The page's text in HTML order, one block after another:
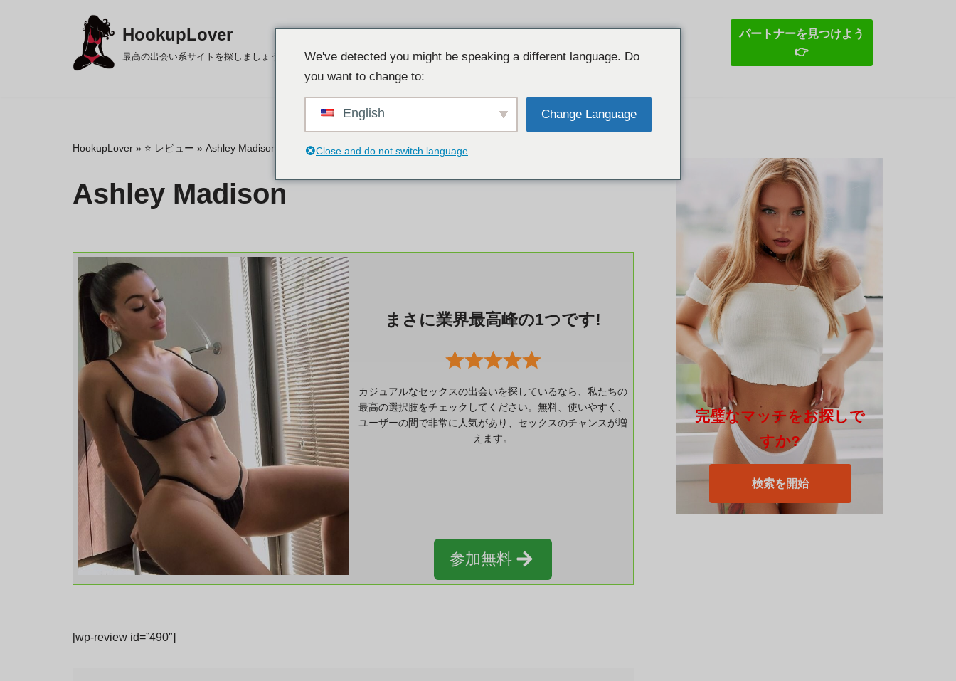
HookupLover
最高の出会い系サイトを探しましょう！
Listcrawler
パートナーを見つけよう
👉
HookupLover » ⭐ レビュー » Ashley Madison
Ashley Madison
まさに業界最高峰の1つです!
カジュアルなセックスの出会いを探しているなら、私たちの
最高の選択肢をチェックしてください。無料、使いやすく、
ユーザーの間で非常に人気があり、セックスのチャンスが増
えます。
参加無料
[wp-review id=”490″]
完璧なマッチをお探しで
すか?
検索を開始
We've detected you might be speaking a different language. Do
you want to change to:
English Change Language
Close and do not switch language